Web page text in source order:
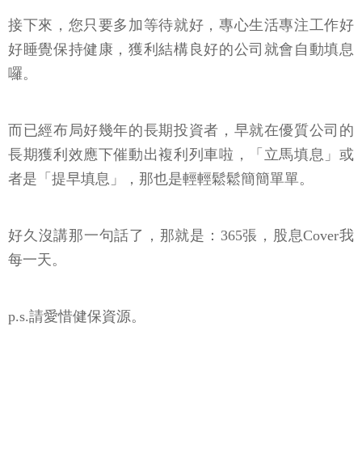
接下來，您只要多加等待就好，專心生活專注工作好
好睡覺保持健康，獲利結構良好的公司就會自動填息
囉。
而已經布局好幾年的長期投資者，早就在優質公司的
長期獲利效應下催動出複利列車啦，「立馬填息」或
者是「提早填息」，那也是輕輕鬆鬆簡簡單單。
好久沒講那一句話了，那就是：365張，股息Cover我
每一天。
p.s.請愛惜健保資源。